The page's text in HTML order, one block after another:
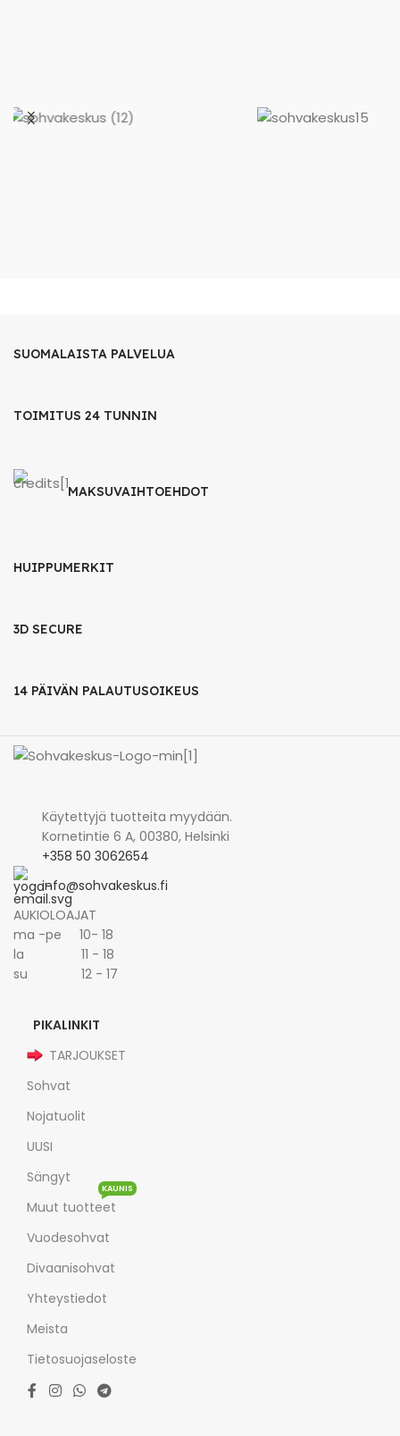
SUOMALAISTA PALVELUA
TOIMITUS 24 TUNNIN
MAKSUVAIHTOEHDOT
HUIPPUMERKIT
3D SECURE
14 PÄIVÄN PALAUTUSOIKEUS
Käytettyjä tuotteita myydään.
Kornetintie 6 A, 00380, Helsinki
+358 50 3062654
info@sohvakeskus.fi
AUKIOLOAJAT
ma -pe 10- 18
la 11 - 18
su 12 - 17
PIKALINKIT
TARJOUKSET
Sohvat
Nojatuolit
UUSI
Sängyt
Muut tuotteet
KAUNIS
Vuodesohvat
Divaanisohvat
Yhteystiedot
Meista
Tietosuojaseloste